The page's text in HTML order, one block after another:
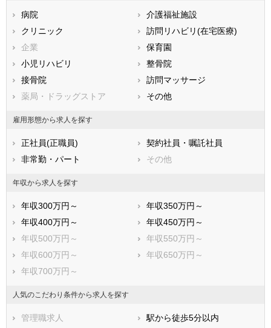
香川県
高知県
福岡県
長崎県
熊本県
鹿児島県
病院
介護福祉施設
クリニック
訪問リハビリ(在宅医療)
企業
保育園
小児リハビリ
整骨院
接骨院
訪問マッサージ
薬局・ドラッグストア
その他
雇用形態から求人を探す
正社員(正職員)
契約社員・嘱託社員
非常勤・パート
その他
年収から求人を探す
年収300万円～
年収350万円～
年収400万円～
年収450万円～
年収500万円～
年収550万円～
年収600万円～
年収650万円～
年収700万円～
人気のこだわり条件から求人を探す
管理職求人
駅から徒歩5分以内